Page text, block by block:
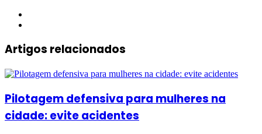
Artigos relacionados
Pilotagem defensiva para mulheres na
cidade: evite acidentes